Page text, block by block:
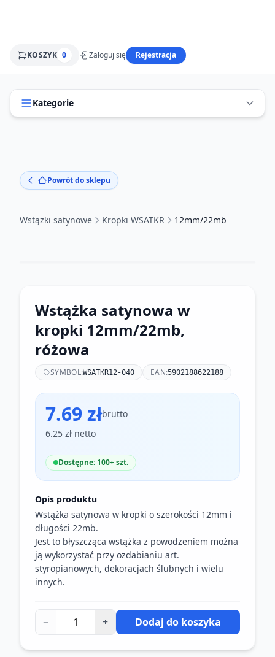
KOSZYK 0 Zaloguj się Rejestracja
Kategorie
Powrót do sklepu
Wstążki satynowe Kropki WSATKR 12mm/22mb
Wstążka satynowa w
kropki 12mm/22mb,
różowa
SYMBOL:WSATKR12-040 EAN:5902188622188
7.69 złbrutto
6.25 zł netto
Dostępne: 100+ szt.
Opis produktu
Wstążka satynowa w kropki o szerokości 12mm i
długości 22mb.
Jest to błyszcząca wstążka z powodzeniem można
ją wykorzystać przy ozdabianiu art.
styropianowych, dekoracjach ślubnych i wielu
innych.
− + Dodaj do koszyka